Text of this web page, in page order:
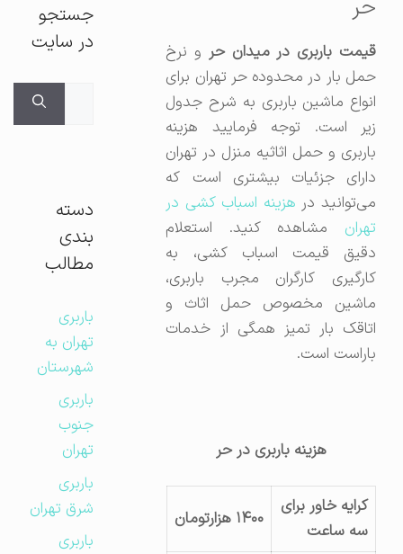
قیمت باربری در میدان حرو نرخ
حمل بار در محدوده حر تهران برای
انواع ماشین باربری به شرح جدول
زیر است. توجه فرمایید هزینه
باربری و حمل اثاثیه منزل در تهران
دارای جزئیات بیشتری است که
می‌توانید درهزینه اسباب کشی در
تهرانمشاهده کنید. استعلام
دقیق قیمت اسباب کشی، به
کارگیری کارگران مجرب باربری،
ماشین مخصوص حمل اثاث و
اتاقک بار تمیز همگی از خدمات
باراست است.
هزینه باربری در حر
کرایه خاور برای
سه ساعت
۱۴۰۰ هزارتومان
جستجو
در سایت
دسته
بندی
مطالب
باربری
تهران به
شهرستان
باربری
جنوب
تهران
باربری
شرق تهران
باربری